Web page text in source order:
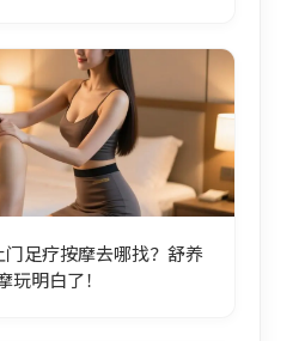
足疗按摩去哪找？舒养
明白了！